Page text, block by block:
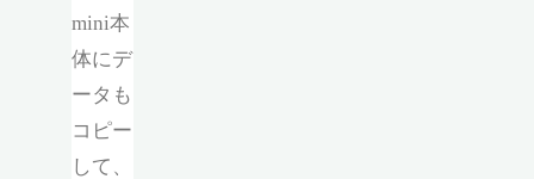
mini本
体にデ
ータも
コピー
して、